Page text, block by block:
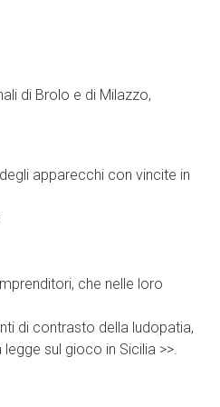
di Brolo e di Milazzo,
apparecchi con vincite in
che nelle loro
di contrasto della ludopatia,
sul gioco in Sicilia >>.